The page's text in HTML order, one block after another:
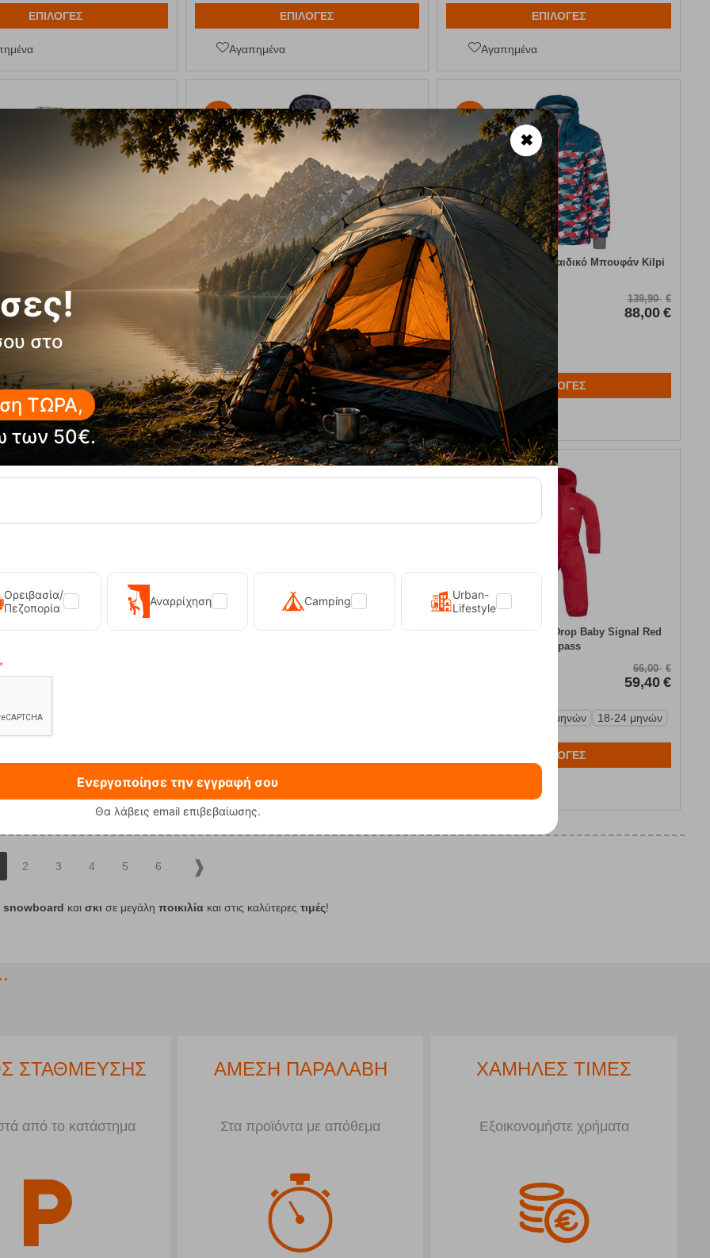
ΕΠΙΛΟΓΕΣ ΕΠΙΛΟΓΕΣ
Αγαπημένα
ΕΠΙΛΟΓΕΣ
Αγαπημένα
5081
ΕΠΙΛΟΓΕΣ
40%
Ανδρικό Μπουφάν Oskar Black Carbon
Trespass
Κωδικός: FRE-12466
Άμεσα
διαθέσιμο
75,00 €
45,00 €
Μέγεθος:
L
ΕΠΙΛΟΓΕΣ
Αγαπημένα
37%
Ateni-JB Turquoise Παιδικό Μπουφάν Kilpi
Κωδικός:
FRE-14430
Άμεσαδιαθέσιμο
139,90 €
88,00 €
Μέγεθος:
134 cm
ΕΠΙΛΟΓΕΣ
Αγαπημένα
Pink Παιδικό Μπουφάν Kilpi
14435
152 cm
Ober-JB Blue Παιδικό Μπουφάν Kilpi
Αγαπημένα
Φόρμα Μωρού DripDrop Baby Signal Red
Trespass
66,00 €
59,40 €
12-18 μηνών 18-24 μηνών
ΕΠΙΛΟΓΕΣ
2 3 4 5 6
snowboard και σκι σε μεγάλη ποικιλίακαι στις καλύτερες τιμές!
ΣΤΑΘΜΕΥΣΗΣ
από το κατάστημα
ΑΜΕΣΗ ΠΑΡΑΛΑΒΗ
Στα προϊόντα με απόθεμα
ΧΑΜΗΛΕΣ ΤΙΜΕΣ
Εξοικονομήστε χρήματα
✖
στο
ΤΩΡΑ,
των 50€.
Ορειβασία/
Πεζοπορία
Αναρρίχηση Camping
Urban-
Lifestyle
Ενεργοποίησε την εγγραφή σου
Θα λάβεις email επιβεβαίωσης.